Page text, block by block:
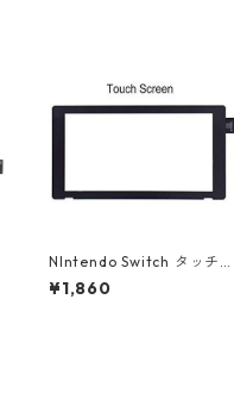
NIntendo Switch タッチス
クリーン
¥1,860